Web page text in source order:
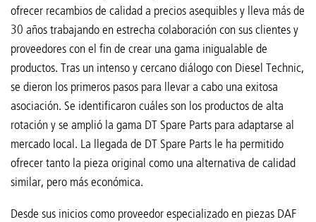
ofrecer recambios de calidad a precios asequibles y lleva más de
30 años trabajando en estrecha colaboración con sus clientes y
proveedores con el fin de crear una gama inigualable de
productos. Tras un intenso y cercano diálogo con Diesel Technic,
se dieron los primeros pasos para llevar a cabo una exitosa
asociación. Se identificaron cuáles son los productos de alta
rotación y se amplió la gama DT Spare Parts para adaptarse al
mercado local. La llegada de DT Spare Parts le ha permitido
ofrecer tanto la pieza original como una alternativa de calidad
similar, pero más económica.
Desde sus inicios como proveedor especializado en piezas DAF